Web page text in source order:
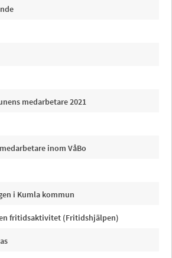
medarbetare 2021
inom VåBo
i Kumla kommun
fritidsaktivitet (Fritidshjälpen)